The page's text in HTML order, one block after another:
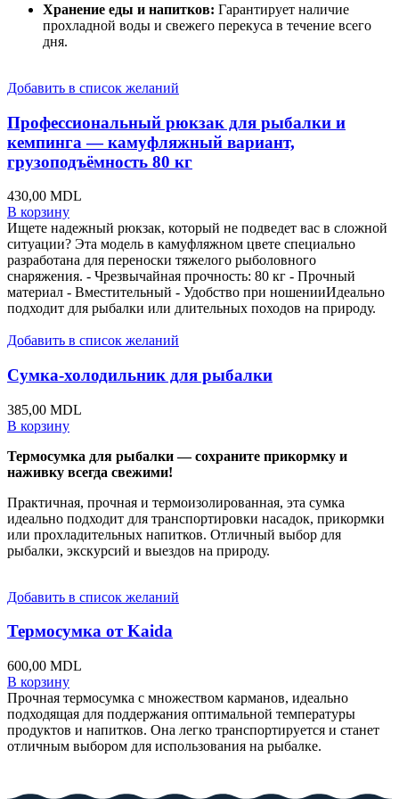
Хранение еды и напитков: Гарантирует наличие
прохладной воды и свежего перекуса в течение всего
дня.
Добавить в список желаний
Профессиональный рюкзак для рыбалки и
кемпинга — камуфляжный вариант,
грузоподъёмность 80 кг
430,00 MDL
В корзину
Ищете надежный рюкзак, который не подведет вас в сложной
ситуации? Эта модель в камуфляжном цвете специально
разработана для переноски тяжелого рыболовного
снаряжения. - Чрезвычайная прочность: 80 кг - Прочный
материал - Вместительный - Удобство при ношенииИдеально
подходит для рыбалки или длительных походов на природу.
Добавить в список желаний
Сумка-холодильник для рыбалки
385,00 MDL
В корзину
Термосумка для рыбалки — сохраните прикормку и
наживку всегда свежими!
Практичная, прочная и термоизолированная, эта сумка
идеально подходит для транспортировки насадок, прикормки
или прохладительных напитков. Отличный выбор для
рыбалки, экскурсий и выездов на природу.
Добавить в список желаний
Термосумка от Kaida
600,00 MDL
В корзину
Прочная термосумка с множеством карманов, идеально
подходящая для поддержания оптимальной температуры
продуктов и напитков. Она легко транспортируется и станет
отличным выбором для использования на рыбалке.